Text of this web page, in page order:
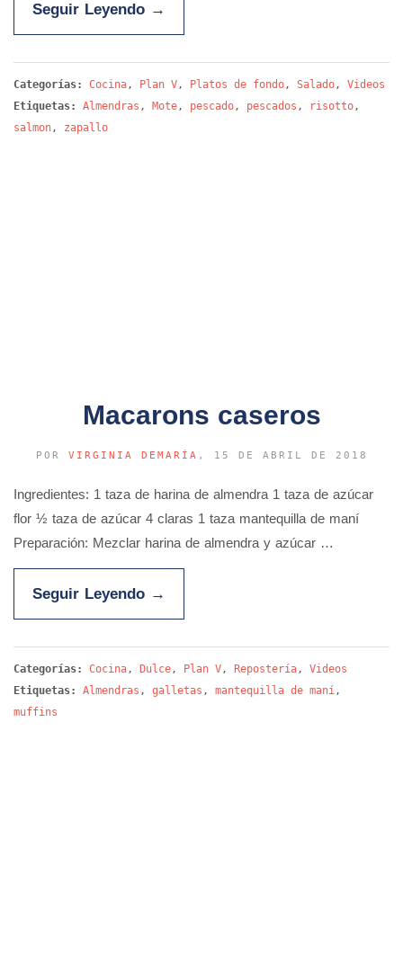
Seguir Leyendo →
Categorías: Cocina, Plan V, Platos de fondo, Salado, Videos
Etiquetas:
Almendras , Mote, pescado, pescados , risotto,
salmon, zapallo
Macarons caseros
POR VIRGINIA DEMARÍA , 15 DE ABRIL DE 2018
Ingredientes: 1 taza de harina de almendra 1 taza de azúcar
flor ½ taza de azúcar 4 claras 1 taza mantequilla de maní
Preparación: Mezclar harina de almendra y azúcar …
Seguir Leyendo →
Categorías: Cocina , Dulce , Plan V , Repostería , Videos
Etiquetas:
Almendras , galletas , mantequilla de maní ,
muffins